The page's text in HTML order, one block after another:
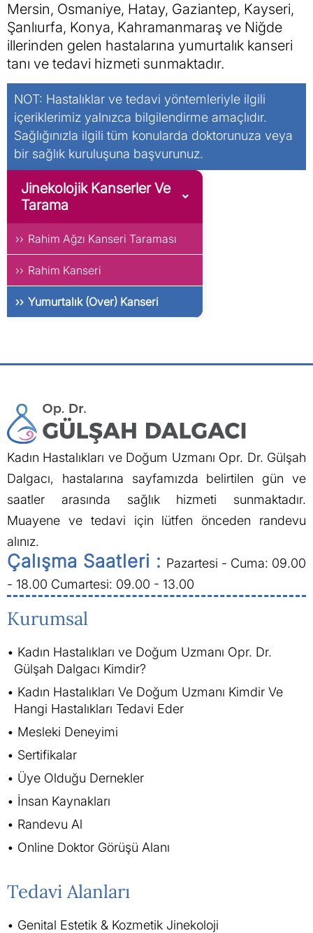
Mersin, Osmaniye, Hatay, Gaziantep, Kayseri,
Şanlıurfa, Konya, Kahramanmaraş ve Niğde
illerinden gelen hastalarına yumurtalık kanseri
tanı ve tedavi hizmeti sunmaktadır.
NOT: Hastalıklar ve tedavi yöntemleriyle ilgili
içeriklerimiz yalnızca bilgilendirme amaçlıdır.
Sağlığınızla ilgili tüm konularda doktorunuza veya
bir sağlık kuruluşuna başvurunuz.
Jinekolojik Kanserler Ve
Tarama
Rahim Ağzı Kanseri Taraması
Rahim Kanseri
Yumurtalık (Over) Kanseri
Kadın Hastalıkları ve Doğum Uzmanı Opr. Dr. Gülşah
Dalgacı, hastalarına sayfamızda belirtilen gün ve
saatler arasında sağlık hizmeti sunmaktadır.
Muayene ve tedavi için lütfen önceden randevu
alınız.
Çalışma Saatleri : Pazartesi - Cuma: 09.00
- 18.00 Cumartesi: 09.00 - 13.00
Kurumsal
Kadın Hastalıkları ve Doğum Uzmanı Opr. Dr.
Gülşah Dalgacı Kimdir?
Kadın Hastalıkları Ve Doğum Uzmanı Kimdir Ve
Hangi Hastalıkları Tedavi Eder
Mesleki Deneyimi
Sertifikalar
Üye Olduğu Dernekler
İnsan Kaynakları
Randevu Al
Online Doktor Görüşü Alanı
Tedavi Alanları
Genital Estetik & Kozmetik Jinekoloji